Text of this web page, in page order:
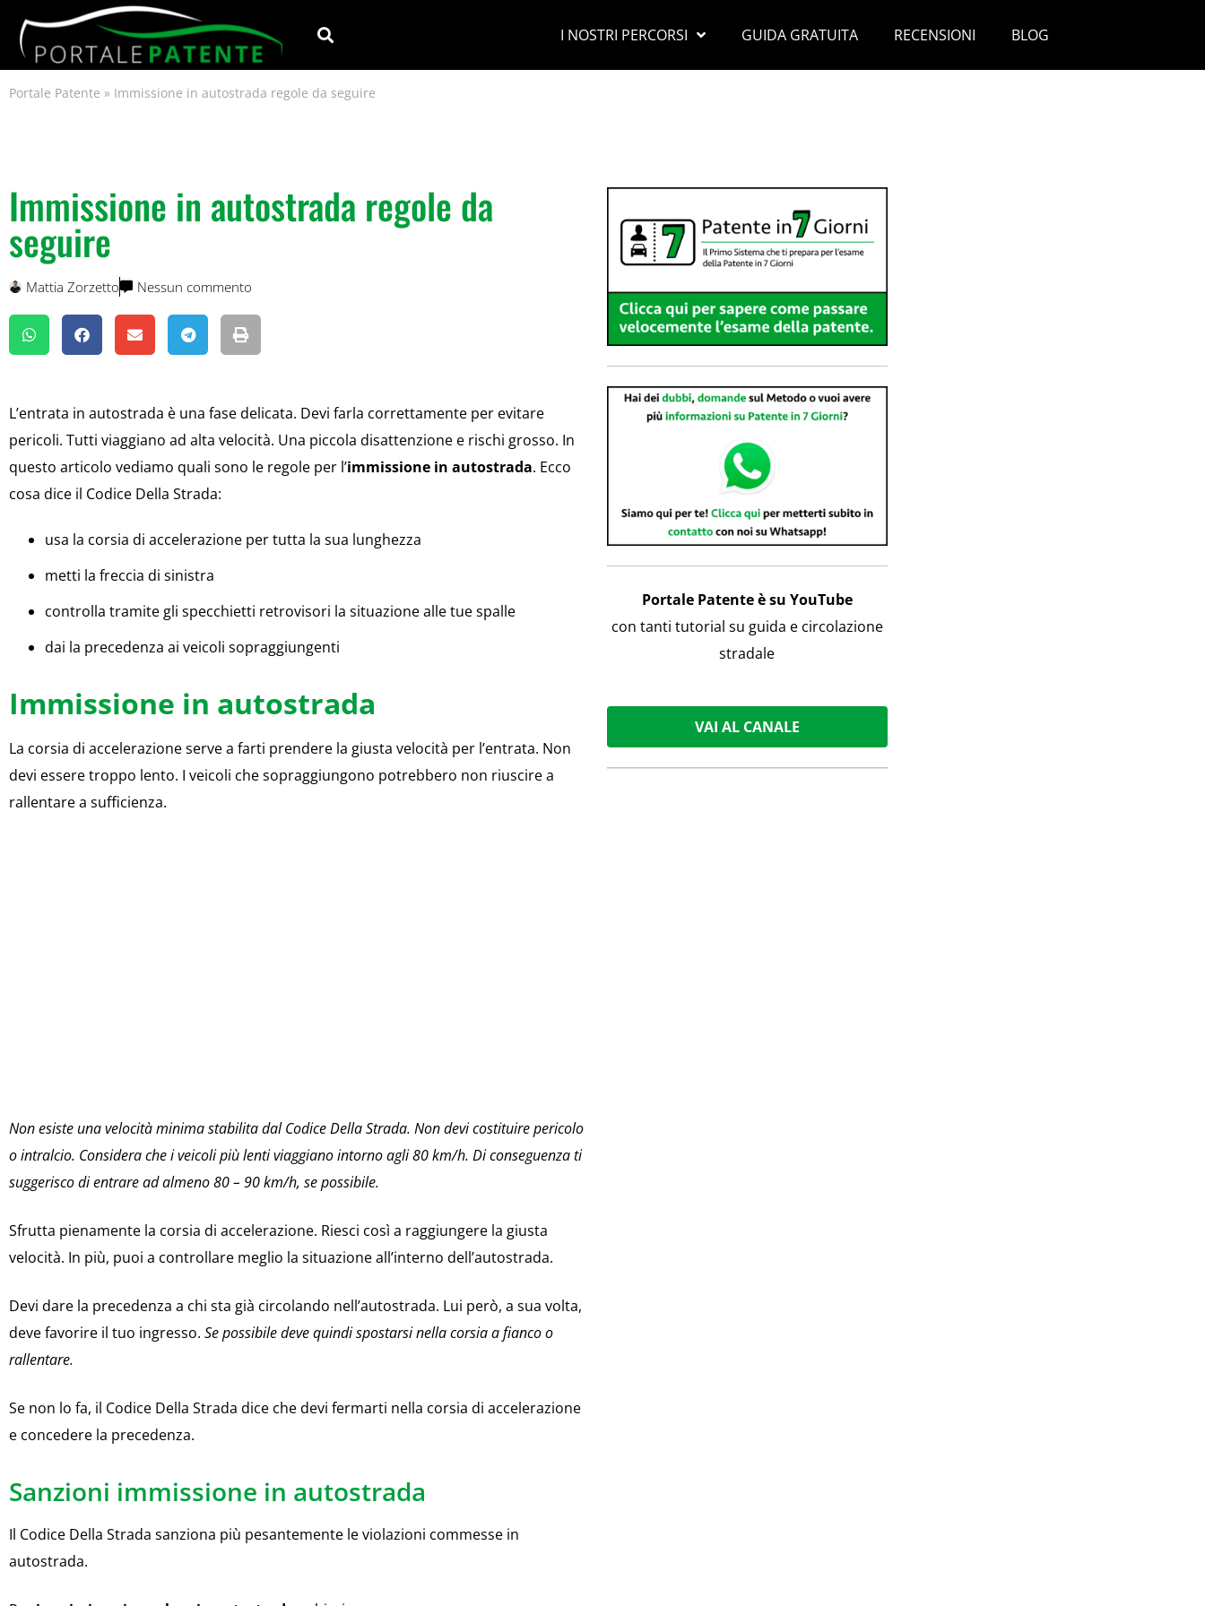
I NOSTRI PERCORSI GUIDA GRATUITA RECENSIONI BLOG
Portale Patente » Immissione in autostrada regole da seguire
Immissione in autostrada regole da
seguire
Mattia Zorzetto Nessun commento
L’entrata in autostrada è una fase delicata. Devi farla correttamente per evitare
pericoli. Tutti viaggiano ad alta velocità. Una piccola disattenzione e rischi grosso. In
questo articolo vediamo quali sono le regole per l’immissione in autostrada. Ecco
cosa dice il Codice Della Strada:
usa la corsia di accelerazione per tutta la sua lunghezza
metti la freccia di sinistra
controlla tramite gli specchietti retrovisori la situazione alle tue spalle
dai la precedenza ai veicoli sopraggiungenti
Immissione in autostrada
La corsia di accelerazione serve a farti prendere la giusta velocità per l’entrata. Non
devi essere troppo lento. I veicoli che sopraggiungono potrebbero non riuscire a
rallentare a sufficienza.
Non esiste una velocità minima stabilita dal Codice Della Strada. Non devi costituire pericolo
o intralcio. Considera che i veicoli più lenti viaggiano intorno agli 80 km/h. Di conseguenza ti
suggerisco di entrare ad almeno 80 – 90 km/h, se possibile.
Sfrutta pienamente la corsia di accelerazione. Riesci così a raggiungere la giusta
velocità. In più, puoi a controllare meglio la situazione all’interno dell’autostrada.
Devi dare la precedenza a chi sta già circolando nell’autostrada. Lui però, a sua volta,
deve favorire il tuo ingresso. Se possibile deve quindi spostarsi nella corsia a fianco o
rallentare.
Se non lo fa, il Codice Della Strada dice che devi fermarti nella corsia di accelerazione
e concedere la precedenza.
Sanzioni immissione in autostrada
Il Codice Della Strada sanziona più pesantemente le violazioni commesse in
autostrada.
Portale Patente è su YouTube
con tanti tutorial su guida e circolazione
stradale
VAI AL CANALE